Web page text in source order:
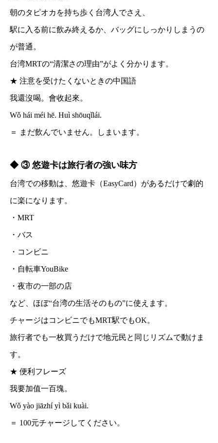
朝のタピオカを持ち歩く台湾人でさえ、
駅に入る前に飲み終えるか、バッグにしっかりしまうの
が普通。
台湾MRTの“清潔さの理由”がよく分かります。
★ 注意を受けたくないときの中国語
我還沒喝。會收起來。
Wǒ hái méi hē. Huì shōuqǐlái.
＝ まだ飲んでいません。しまいます。
◆ ③ 悠遊卡は旅行者の強い味方
台湾での移動は、悠遊卡（EasyCard）があるだけで劇的
に楽になります。
・MRT
・バス
・コンビニ
・自転車YouBike
・夜市の一部の店
など、ほぼ“台湾の生活そのもの”に使えます。
チャージはコンビニでもMRT駅でもOK。
旅行者でも一枚買うだけで地元民と同じリズムで動けま
す。
★ 便利フレーズ
我要加值一百塊。
Wǒ yào jiāzhí yì bǎi kuài.
＝ 100元チャージしてください。